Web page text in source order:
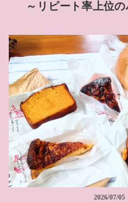
～リピート率上位
2026/07/05